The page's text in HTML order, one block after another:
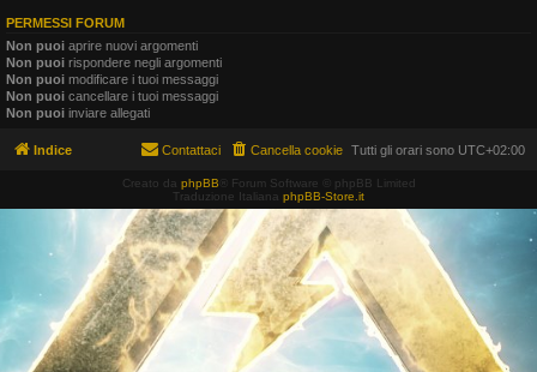
PERMESSI FORUM
Non puoi aprire nuovi argomenti
Non puoi rispondere negli argomenti
Non puoi modificare i tuoi messaggi
Non puoi cancellare i tuoi messaggi
Non puoi inviare allegati
Indice Tutti gli orari sono UTC+02:00
Cancella cookie
Contattaci
Creato da phpBB ® Forum Software © phpBB Limited
Traduzione Italiana phpBB-Store.it